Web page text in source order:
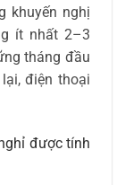
khuyến nghị
ít nhất 2–3
tháng đầu
điện thoại
được tính